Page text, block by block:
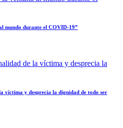
mundo durante el COVID-19”
víctima y desprecia la dignidad de todo ser